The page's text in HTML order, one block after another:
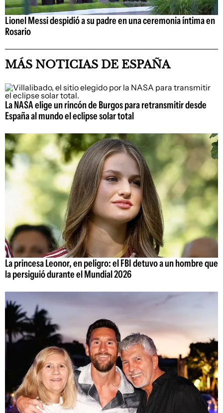
Lionel Messi despidió a su padre en una ceremonia íntima en
Rosario
MÁS NOTICIAS DE ESPAÑA
La NASA elige un rincón de Burgos para retransmitir desde
España al mundo el eclipse solar total
La princesa Leonor, en peligro: el FBI detuvo a un hombre que
la persiguió durante el Mundial 2026